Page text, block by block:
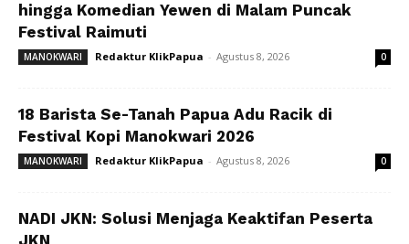
hingga Komedian Yewen di Malam Puncak
Festival Raimuti
MANOKWARI Redaktur KlikPapua - Agustus 8, 2026 0
18 Barista Se-Tanah Papua Adu Racik di
Festival Kopi Manokwari 2026
MANOKWARI Redaktur KlikPapua - Agustus 8, 2026 0
NADI JKN: Solusi Menjaga Keaktifan Peserta